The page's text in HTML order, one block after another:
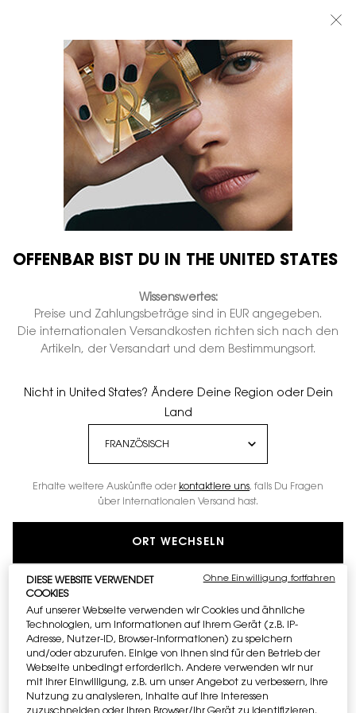
BOUTIQUEN
DIESE WEBSITE VERWENDET
COOKIES
Auf unserer Webseite verwenden wir Cookies und ähnliche
Technologien, um Informationen auf Ihrem Gerät (z.B. IP-
Adresse, Nutzer-ID, Browser-Informationen) zu speichern
und/oder abzurufen. Einige von ihnen sind für den Betrieb der
Webseite unbedingt erforderlich. Andere verwenden wir nur
mit Ihrer Einwilligung, z.B. um unser Angebot zu verbessern, ihre
Nutzung zu analysieren, Inhalte auf Ihre Interessen
Ohne Einwilligung fortfahren
OFFENBAR BIST DU IN THE UNITED STATES
Wissenswertes:
Preise und Zahlungsbeträge sind in EUR angegeben.
Die internationalen Versandkosten richten sich nach den
Artikeln, der Versandart und dem Bestimmungsort.
Nicht in United States? Ändere Deine Region oder Dein
Land
Erhalte weitere Auskünfte oder kontaktiere uns, falls Du Fragen
über internationalen Versand hast.
ORT WECHSELN